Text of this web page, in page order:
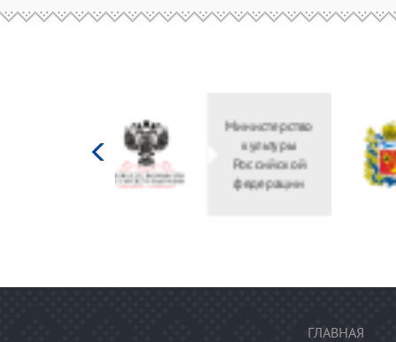
Министерство
культуры
Российской
федерации
ГЛАВНАЯ